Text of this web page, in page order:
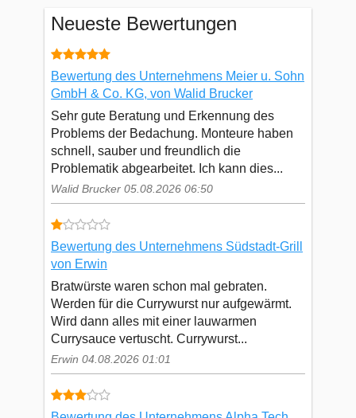
Neueste Bewertungen
Bewertung des Unternehmens Meier u. Sohn
GmbH & Co. KG, von Walid Brucker
Sehr gute Beratung und Erkennung des
Problems der Bedachung. Monteure haben
schnell, sauber und freundlich die
Problematik abgearbeitet. Ich kann dies...
Walid Brucker 05.08.2026 06:50
Bewertung des Unternehmens Südstadt-Grill
von Erwin
Bratwürste waren schon mal gebraten.
Werden für die Currywurst nur aufgewärmt.
Wird dann alles mit einer lauwarmen
Currysauce vertuscht. Currywurst...
Erwin 04.08.2026 01:01